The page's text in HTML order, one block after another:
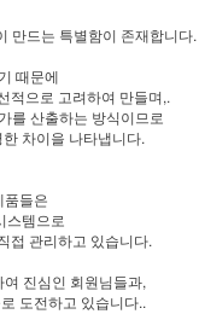
만드는 특별함이 존재합니다.
때문에
적으로 고려하여 만들며,.
를 산출하는 방식이므로
차이을 나타냅니다.
품들은
스템으로
접 관리하고 있습니다.
진심인 회원님들과,
도전하고 있습니다..